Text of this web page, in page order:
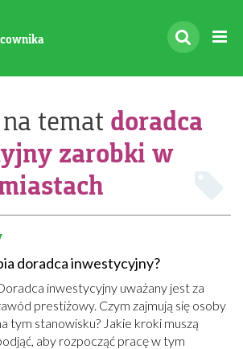
temat doradca
zarobki w
doradca inwestycyjny?
inwestycyjny uważany jest za
prestiżowy. Czym zajmują się osoby
tym stanowisku? Jakie kroki muszą
aby rozpocząć pracę w tym